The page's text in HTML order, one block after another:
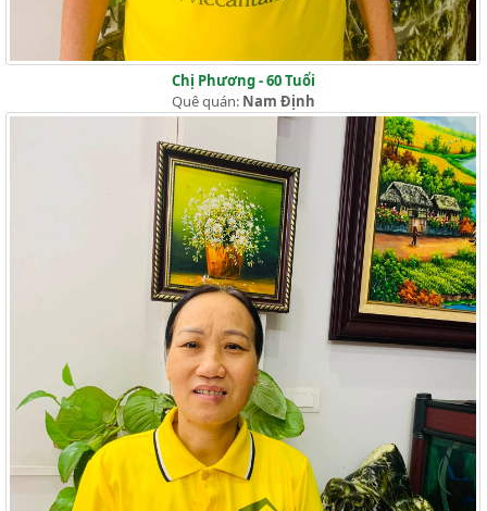
Chị Phương - 60 Tuổi
Quê quán: Nam Định